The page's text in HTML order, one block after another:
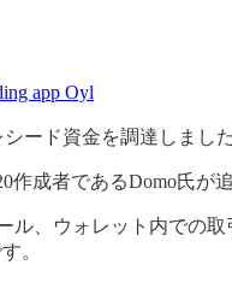
app Oyl
ード資金を調達しました
作成者であるDomo氏が
、ウォレット内での
。